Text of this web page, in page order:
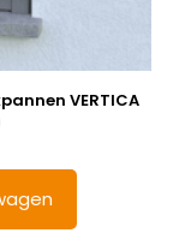
VERTICA